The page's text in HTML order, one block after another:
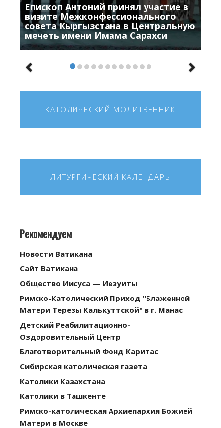
Епископ Антоний принял участие в
визите Межконфессионального
совета Кыргызстана в Центральную
мечеть имени Имама Сарахси
КАТОЛИЧЕСКИЙ МОЛИТВЕННИК
ЛИТУРГИЧЕСКИЙ КАЛЕНДАРЬ
Рекомендуем
Новости Ватикана
Сайт Ватикана
Общество Иисуса — Иезуиты
Римско-Католический Приход "Блаженной
Матери Терезы Калькуттской" в г. Манас
Детский Реабилитационно-
Оздоровительный Центр
Благотворительный Фонд Каритас
Сибирская католическая газета
Католики Казахстана
Католики в Ташкенте
Римско-католическая Архиепархия Божией
Матери в Москве